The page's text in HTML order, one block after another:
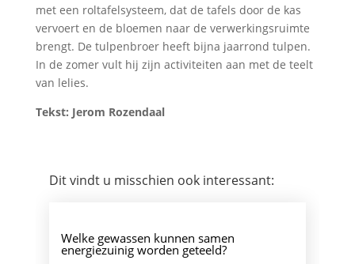
met een roltafelsysteem, dat de tafels door de kas
vervoert en de bloemen naar de verwerkingsruimte
brengt. De tulpenbroer heeft bijna jaarrond tulpen.
In de zomer vult hij zijn activiteiten aan met de teelt
van lelies.
Tekst: Jerom Rozendaal
Dit vindt u misschien ook interessant:
Welke gewassen kunnen samen
energiezuinig worden geteeld?